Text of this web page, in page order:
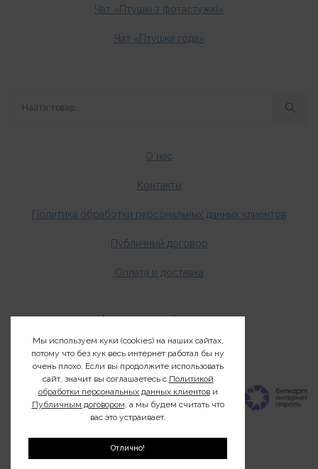
Чат «Птушкі з фотастужкі»
Чат «Птушка года»
О нас
Контакты
Политика обработки персональных данных клиентов
Публичный договор
Оплата и доставка
Издания о дикой природе
Клуб200
Мы используем куки (cookies) на наших сайтах,
потому что без кук весь интернет работал бы ну
очень плохо. Если вы продолжите использовать
сайт, значит вы соглашаетесь с Политикой
обработки персональных данных клиентови
Публичным договором, а мы будем считать что
вас это устраивает.
Отлично!